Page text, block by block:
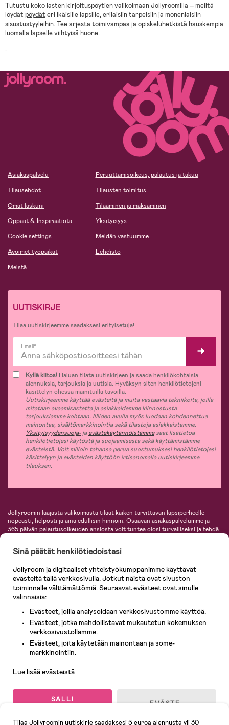
Tutustu koko lasten kirjoituspöytien valikoimaan Jollyroomilla – meiltä
löydätpöydäteri ikäisille lapsille, erilaisiin tarpeisiin ja monenlaisiin
sisustustyyleihin. Tee arjesta toimivampaa ja opiskeluhetkistä hauskempia
luomalla lapselle viihtyisä huone.
.
Asiakaspalvelu
Tilausehdot
Omat laskuni
Oppaat & Inspiraatiota
Cookie settings
Avoimet työpaikat
Meistä
Peruuttamisoikeus, palautus ja takuu
Tilausten toimitus
Tilaaminen ja maksaminen
Yksityisyys
Meidän vastuumme
Lehdistö
UUTISKIRJE
Tilaa uutiskirjeemme saadaksesi erityisetuja!
Email*
Kyllä kiitos! Haluan tilata uutiskirjeen ja saada henkilökohtaisia
alennuksia, tarjouksia ja uutisia. Hyväksyn siten henkilötietojeni
käsittelyn ohessa mainituilla tavoilla.
Uutiskirjeemme käyttää evästeitä ja muita vastaavia tekniikoita, joilla
mitataan avaamisastetta ja asiakkaidemme kiinnostusta
tarjouksiamme kohtaan. Niiden avulla myös luodaan kohdennettua
mainontaa, sisältömarkkinointia sekä tilastoja asiakkaistamme.
Yksityisyydensuoja-jaevästekäytännöistämmesaat lisätietoa
henkilötietojesi käytöstä ja suojaamisesta sekä käyttämistämme
evästeistä. Voit milloin tahansa perua suostumuksesi henkilötietojesi
käsittelyyn ja evästeiden käyttöön irtisanomalla uutiskirjeemme
tilauksen.
Jollyroomin laajasta valikoimasta tilaat kaiken tarvittavan lapsiperheelle
nopeasti, helposti ja aina edullisin hinnoin. Osaavan asiakaspalvelumme ja
365 päivän palautusoikeuden ansiosta voit tuntea olosi turvalliseksi ja tehdä
vaatteet vauvoille ja lapsille, inspiroivia sisustustuotteita lastenhuoneeseen,
lastentarvikkeita sekä paljon muuta. Meiltä löydät lukuisia tunnettuja
KidKraft, Ergobaby, Philips Avent, Neonate, Cybex, LEGO ja monia muita!
Tervetuloa shoppailemaan Pohjoismaiden suurimpaan lastentarvikkeiden
verkkokauppaan!
Tilaa Jollyroomin uutiskirje saadaksesi 5 euroa alennusta yli 30
Sinä päätät henkilötiedoistasi
Jollyroom ja digitaaliset yhteistyökumppanimme käyttävät
evästeitä tällä verkkosivulla. Jotkut näistä ovat sivuston
toiminnalle välttämättömiä. Seuraavat evästeet ovat sinulle
valinnaisia:
Evästeet, joilla analysoidaan verkkosivustomme käyttöä.
Evästeet, jotka mahdollistavat mukautetun kokemuksen
verkkosivustollamme.
Evästeet, joita käytetään mainontaan ja some-
markkinointiin.
Lue lisää evästeistä
SALLI
EVÄSTE-